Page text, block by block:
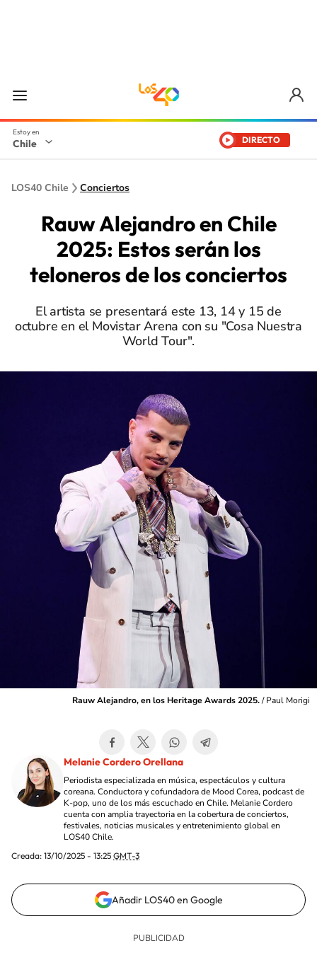
Chile DIRECTO
LOS40 Chile Conciertos
Rauw Alejandro en Chile
2025: Estos serán los
teloneros de los conciertos
El artista se presentará este 13, 14 y 15 de
octubre en el Movistar Arena con su "Cosa Nuestra
World Tour".
Rauw Alejandro, en los Heritage Awards 2025./Paul Morigi
Melanie Cordero Orellana
Periodista especializada en música, espectáculos y cultura
coreana. Conductora y cofundadora de Mood Corea, podcast de
K-pop, uno de los más escuchado en Chile. Melanie Cordero
cuenta con amplia trayectoria en la cobertura de conciertos,
festivales, noticias musicales y entretenimiento global en
LOS40 Chile.
Creada: 13/10/2025 - 13:25 GMT-3
Añadir LOS40 en Google